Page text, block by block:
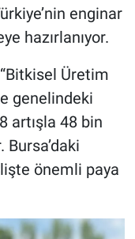
enginar
hazırlanıyor.
Üretim
genelindeki
artışla 48 bin
Bursa’daki
önemli paya